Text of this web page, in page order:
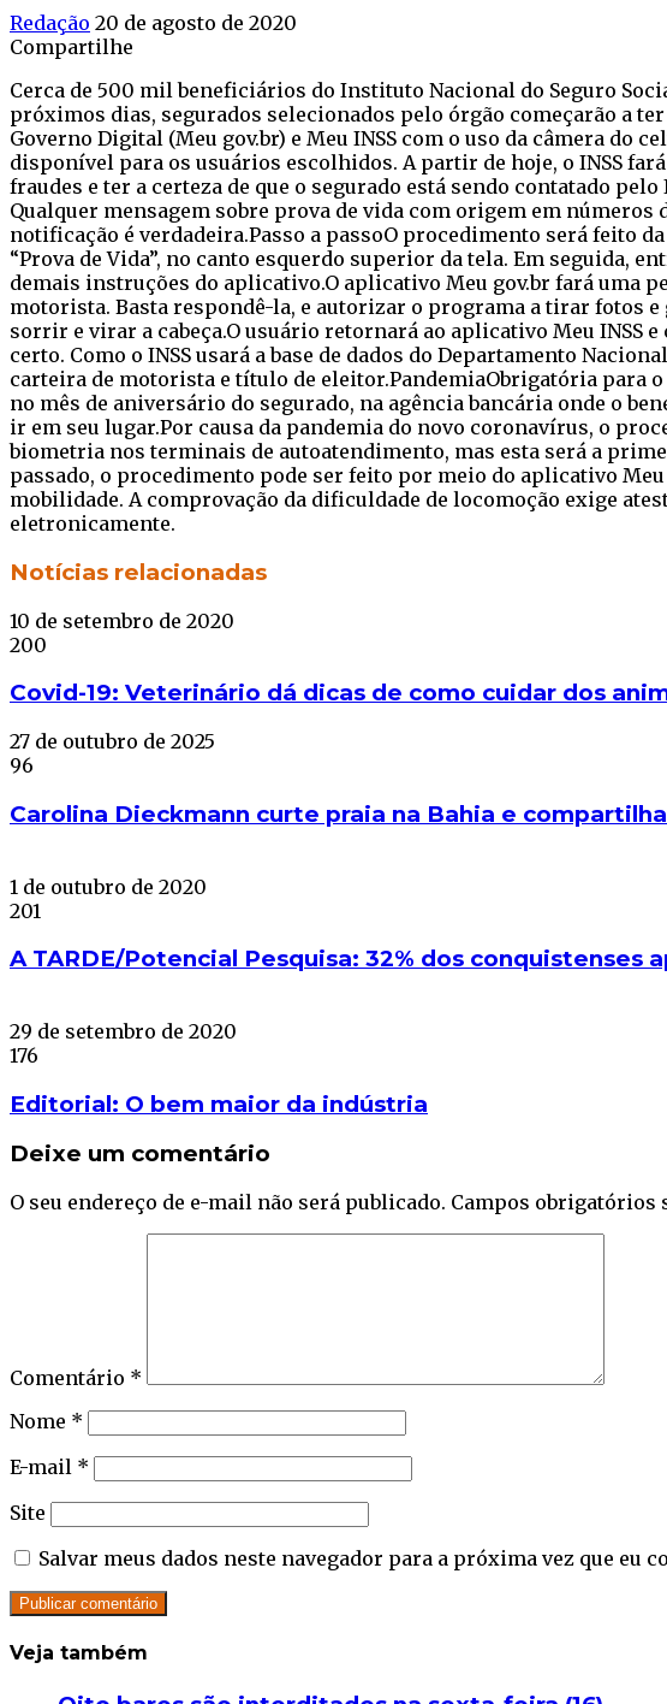
Redação 20 de agosto de 2020
Compartilhe
Cerca de 500 mil beneficiários do Instituto Nacional do Seguro
próximos dias, segurados selecionados pelo órgão começarão a
Governo Digital (Meu gov.br) e Meu INSS com o uso da câmera do
disponível para os usuários escolhidos. A partir de hoje, o INSS
fraudes e ter a certeza de que o segurado está sendo contatado
Qualquer mensagem sobre prova de vida com origem em
notificação é verdadeira.Passo a passoO procedimento será feito
“Prova de Vida”, no canto esquerdo superior da tela. Em seguida,
demais instruções do aplicativo.O aplicativo Meu gov.br fará uma
motorista. Basta respondê-la, e autorizar o programa a tirar fotos
sorrir e virar a cabeça.O usuário retornará ao aplicativo Meu INSS
certo. Como o INSS usará a base de dados do Departamento
carteira de motorista e título de eleitor.PandemiaObrigatória para
no mês de aniversário do segurado, na agência bancária onde o
ir em seu lugar.Por causa da pandemia do novo coronavírus, o
biometria nos terminais de autoatendimento, mas esta será a
passado, o procedimento pode ser feito por meio do aplicativo
mobilidade. A comprovação da dificuldade de locomoção exige
eletronicamente.
Facebook
Twitter
WhatsApp
Telegram
Notícias relacionadas
10 de setembro de 2020
200
Covid-19: Veterinário dá dicas de como cuidar dos
27 de outubro de 2025
96
Carolina Dieckmann curte praia na Bahia e
1 de outubro de 2020
201
A TARDE/Potencial Pesquisa: 32% dos conquistenses
29 de setembro de 2020
176
Editorial: O bem maior da indústria
Deixe um comentário
O seu endereço de e-mail não será publicado. Campos obrigatórios
Comentário *
Nome *
E-mail *
Site
Salvar meus dados neste navegador para a próxima vez que eu
Veja também